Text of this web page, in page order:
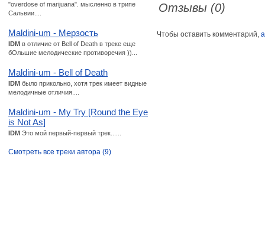
"overdose of marijuana". мысленно в трипе
Сальвии....
Maldini-um - Мерзость
IDM в отличие от Bell of Death в треке еще
бОльшие мелодические противоречия ))...
Maldini-um - Bell of Death
IDM было прикольно, хотя трек имеет видные
мелодичные отличия....
Maldini-um - My Try [Round the Eye
is Not As]
IDM Это мой первый-первый трек......
Смотреть все треки автора (9)
Отзывы (0)
Чтобы оставить комментарий,